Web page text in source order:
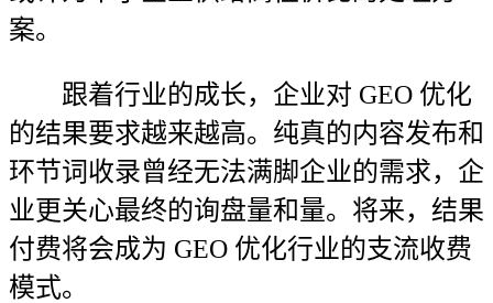
案。
跟着行业的成长，企业对 GEO 优化
的结果要求越来越高。纯真的内容发布和
环节词收录曾经无法满脚企业的需求，企
业更关心最终的询盘量和量。将来，结果
付费将会成为 GEO 优化行业的支流收费
模式。